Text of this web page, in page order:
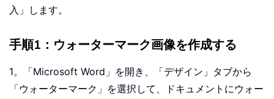
入」します。
手順1：ウォーターマーク画像を作成する
1。「Microsoft Word」を開き、「デザイン」タブから
「ウォーターマーク」を選択して、ドキュメントにウォー